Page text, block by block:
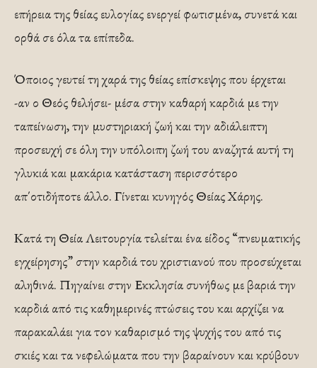
επήρεια της θείας ευλογίας ενεργεί φωτισμένα, συνετά και
ορθά σε όλα τα επίπεδα.
Όποιος γευτεί τη χαρά της θείας επίσκεψης που έρχεται
-αν ο Θεός θελήσει- μέσα στην καθαρή καρδιά με την
ταπείνωση, την μυστηριακή ζωή και την αδιάλειπτη
προσευχή σε όλη την υπόλοιπη ζωή του αναζητά αυτή τη
γλυκιά και μακάρια κατάσταση περισσότερο
απ΄οτιδήποτε άλλο. Γίνεται κυνηγός Θείας Χάρης.
Κατά τη Θεία Λειτουργία τελείται ένα είδος “πνευματικής
εγχείρησης” στην καρδιά του χριστιανού που προσεύχεται
αληθινά. Πηγαίνει στην Εκκλησία συνήθως με βαριά την
καρδιά από τις καθημερινές πτώσεις του και αρχίζει να
παρακαλάει για τον καθαρισμό της ψυχής του από τις
σκιές και τα νεφελώματα που την βαραίνουν και κρύβουν